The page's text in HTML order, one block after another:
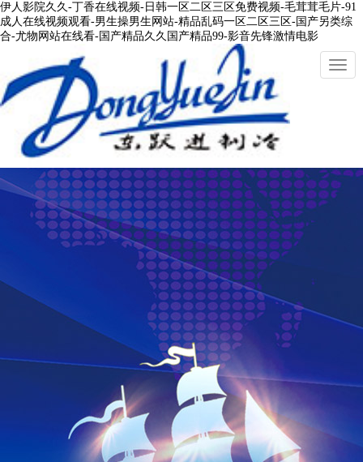
伊人影院久久-丁香在线视频-日韩一区二区三区免费视频-毛茸茸毛片-91
成人在线视频观看-男生操男生网站-精品乱码一区二区三区-国产另类综
合-尤物网站在线看-国产精品久久国产精品99-影音先锋激情电影
切
換